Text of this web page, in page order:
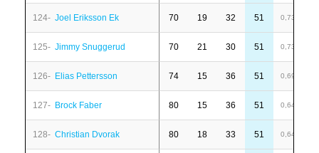
124- Joel Eriksson Ek 70 19 32 51 0,73
125- Jimmy Snuggerud 70 21 30 51 0,73
126- Elias Pettersson 74 15 36 51 0,69
127- Brock Faber 80 15 36 51 0,64
128- Christian Dvorak 80 18 33 51 0,64